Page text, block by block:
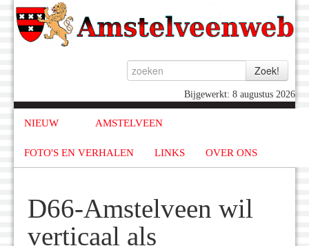
Bijgewerkt: 8 augustus 2026
NIEUW AMSTELVEEN
FOTO'S EN VERHALEN LINKS OVER ONS
D66-Amstelveen wil
verticaal als